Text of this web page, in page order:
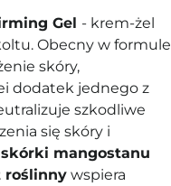
Gel - krem-żel
Obecny w formule
skóry,
dodatek jednego z
szkodliwe
się skóry i
mangostanu
roślinny wspiera